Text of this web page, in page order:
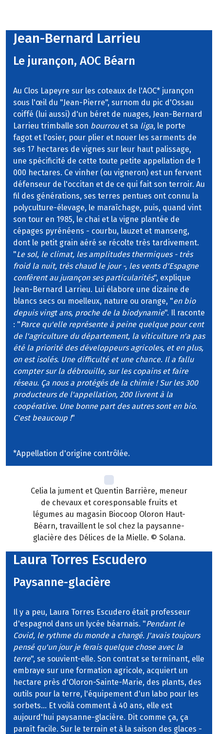
Jean-Bernard Larrieu
Le jurançon, AOC Béarn
Au Clos Lapeyre sur les coteaux de l'AOC* jurançon
sous l'œil du "Jean-Pierre", surnom du pic d'Ossau
coiffé (lui aussi) d'un béret de nuages, Jean-Bernard
Larrieu trimballe son bourrou et sa liga, le porte
fagot et l'osier, pour plier et nouer les sarments de
ses 17 hectares de vignes sur leur haut palissage,
une spécificité de cette toute petite appellation de 1
000 hectares. Ce vinher (ou vigneron) est un fervent
défenseur de l'occitan et de ce qui fait son terroir. Au
fil des générations, ses terres pentues ont connu la
polyculture-élevage, le maraîchage, puis, quand vint
son tour en 1985, le chai et la vigne plantée de
cépages pyrénéens - courbu, lauzet et manseng,
dont le petit grain aéré se récolte très tardivement.
"Le sol, le climat, les amplitudes thermiques - très
froid la nuit, très chaud le jour -, les vents d'Espagne
confèrent au jurançon ses particularités", explique
Jean-Bernard Larrieu. Lui élabore une dizaine de
blancs secs ou moelleux, nature ou orange, "en bio
depuis vingt ans, proche de la biodynamie". Il raconte
: "Parce qu'elle représente à peine quelque pour cent
de l'agriculture du département, la viticulture n'a pas
été la priorité des développeurs agricoles, et en plus,
on est isolés. Une difficulté et une chance. Il a fallu
compter sur la débrouille, sur les copains et faire
réseau. Ça nous a protégés de la chimie ! Sur les 300
producteurs de l'appellation, 200 livrent à la
coopérative. Une bonne part des autres sont en bio.
C'est beaucoup !"
*Appellation d'origine contrôlée.
Celia la jument et Quentin Barrière, meneur
de chevaux et coresponsable fruits et
légumes au magasin Biocoop Oloron Haut-
Béarn, travaillent le sol chez la paysanne-
glacière des Délices de la Mielle. © Solana.
Laura Torres Escudero
Paysanne-glacière
Il y a peu, Laura Torres Escudero était professeur
d'espagnol dans un lycée béarnais. "Pendant le
Covid, le rythme du monde a changé. J'avais toujours
pensé qu'un jour je ferais quelque chose avec la
terre", se souvient-elle. Son contrat se terminant, elle
embraye sur une formation agricole, acquiert un
hectare près d'Oloron-Sainte-Marie, des plants, des
outils pour la terre, l'équipement d'un labo pour les
sorbets... Et voilà comment à 40 ans, elle est
aujourd'hui paysanne-glacière. Dit comme ça, ça
paraît facile. Sur le terrain et à la saison des glaces -